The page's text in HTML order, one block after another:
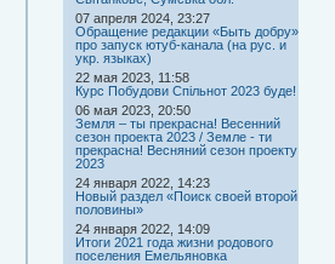
07 апреля 2024, 23:27
Обращение редакции «Быть добру»
про запуск ютуб-канала (на рус. и
укр. языках)
22 мая 2023, 11:58
Курс Побудови Спільнот 2023 буде!
06 мая 2023, 20:50
Земля – ты прекрасна! Весенний
сезон проекта 2023 / Земле - ти
прекрасна! Весняний сезон проекту
2023
24 января 2022, 14:23
Новый раздел «Поиск своей второй
половины»
24 января 2022, 14:09
Итоги 2021 года жизни родового
поселения Емельяновка